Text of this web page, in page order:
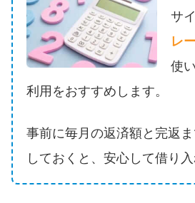
サ
レ
使
利用をおすすめします。
事前に毎月の返済額と完返
しておくと、安心して借り入